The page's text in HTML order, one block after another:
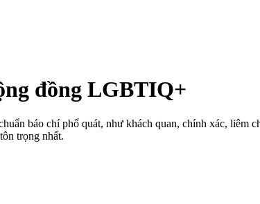
đồng LGBTIQ+
báo chí phổ quát, như khách quan, chính xác, liêm
trọng nhất.